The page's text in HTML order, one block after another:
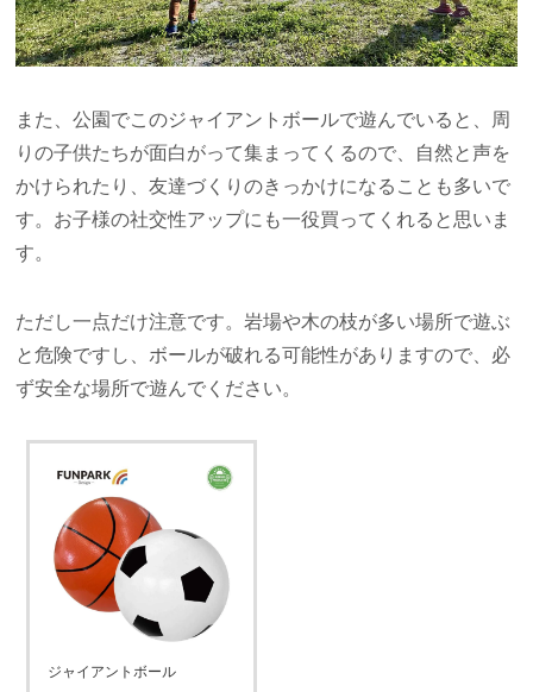
また、公園でこのジャイアントボールで遊んでいると、周
りの子供たちが面白がって集まってくるので、自然と声を
かけられたり、友達づくりのきっかけになることも多いで
す。お子様の社交性アップにも一役買ってくれると思いま
す。
ただし一点だけ注意です。岩場や木の枝が多い場所で遊ぶ
と危険ですし、ボールが破れる可能性がありますので、必
ず安全な場所で遊んでください。
ジャイアントボール